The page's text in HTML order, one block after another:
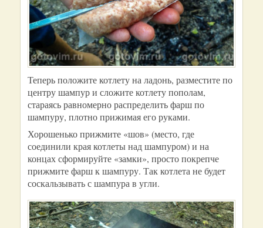
Теперь положите котлету на ладонь, разместите по
центру шампур и сложите котлету пополам,
стараясь равномерно распределить фарш по
шампуру, плотно прижимая его руками.
Хорошенько прижмите «шов» (место, где
соединили края котлеты над шампуром) и на
концах сформируйте «замки», просто покрепче
прижмите фарш к шампуру. Так котлета не будет
соскальзывать с шампура в угли.